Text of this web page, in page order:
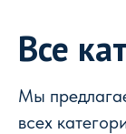
Все
Мы
всех